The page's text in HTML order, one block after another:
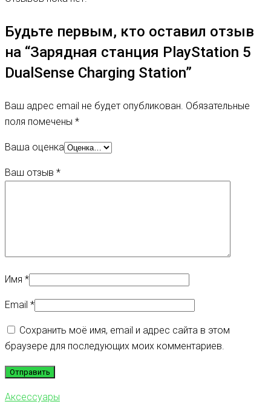
Будьте первым, кто оставил отзыв
на “Зарядная станция PlayStation 5
DualSense Charging Station”
Ваш адрес email не будет опубликован. Обязательные
поля помечены *
Ваша оценка
Ваш отзыв *
Имя *
Email *
Сохранить моё имя, email и адрес сайта в этом
браузере для последующих моих комментариев.
Аксессуары